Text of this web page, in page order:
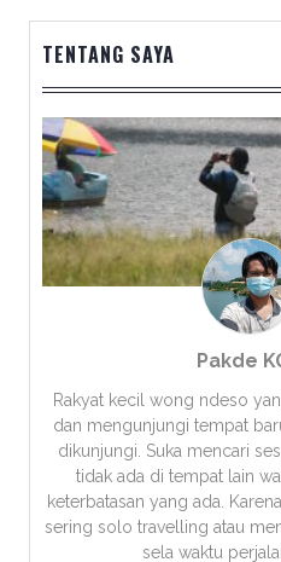
TENTANG SAYA
Pakde
Rakyat kecil wong ndeso
dan mengunjungi tempat
dikunjungi. Suka mencari
tidak ada di tempat lain
keterbatasan yang ada.
sering solo travelling atau
sela waktu